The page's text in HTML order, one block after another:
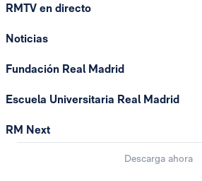
RMTV en directo
Noticias
Fundación Real Madrid
Escuela Universitaria Real Madrid
RM Next
Descarga ahora